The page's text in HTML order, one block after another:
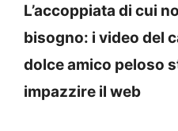
L’accoppiata di cui
bisogno: i video del
dolce amico peloso
impazzire il web